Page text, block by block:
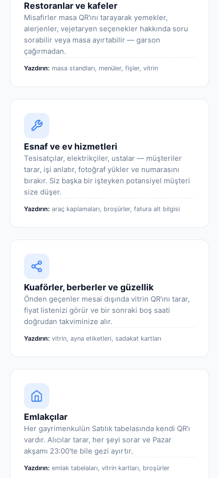
Restoranlar ve kafeler
Misafirler masa QR'ını tarayarak yemekler,
alerjenler, vejetaryen seçenekler hakkında soru
sorabilir veya masa ayırtabilir — garson
çağırmadan.
Yazdırın: masa standları, menüler, fişler, vitrin
Esnaf ve ev hizmetleri
Tesisatçılar, elektrikçiler, ustalar — müşteriler
tarar, işi anlatır, fotoğraf yükler ve numarasını
bırakır. Siz başka bir işteyken potansiyel müşteri
size düşer.
Yazdırın: araç kaplamaları, broşürler, fatura alt bilgisi
Kuaförler, berberler ve güzellik
Önden geçenler mesai dışında vitrin QR'ını tarar,
fiyat listenizi görür ve bir sonraki boş saati
doğrudan takviminize alır.
Yazdırın: vitrin, ayna etiketleri, sadakat kartları
Emlakçılar
Her gayrimenkulün Satılık tabelasında kendi QR'ı
vardır. Alıcılar tarar, her şeyi sorar ve Pazar
akşamı 23:00'te bile gezi ayırtır.
Yazdırın: emlak tabelaları, vitrin kartları, broşürler